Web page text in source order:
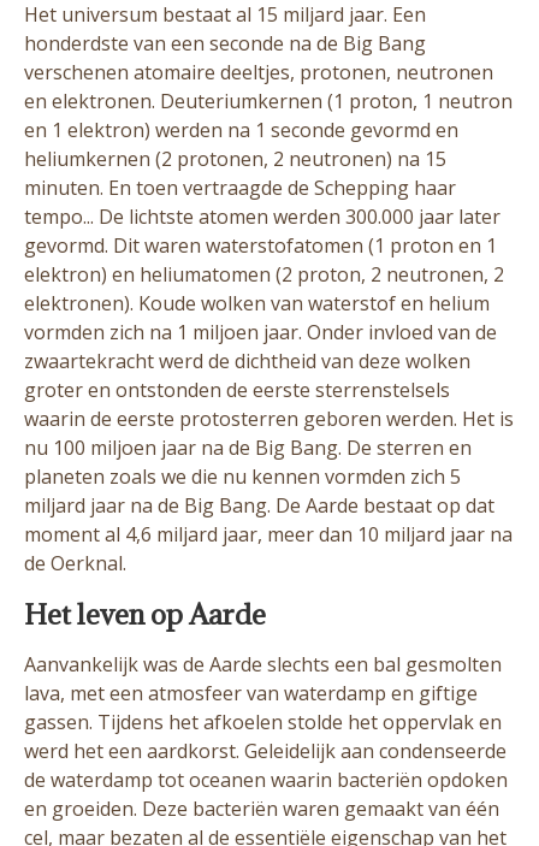
Het universum bestaat al 15 miljard jaar. Een
honderdste van een seconde na de Big Bang
verschenen atomaire deeltjes, protonen, neutronen
en elektronen. Deuteriumkernen (1 proton, 1 neutron
en 1 elektron) werden na 1 seconde gevormd en
heliumkernen (2 protonen, 2 neutronen) na 15
minuten. En toen vertraagde de Schepping haar
tempo... De lichtste atomen werden 300.000 jaar later
gevormd. Dit waren waterstofatomen (1 proton en 1
elektron) en heliumatomen (2 proton, 2 neutronen, 2
elektronen). Koude wolken van waterstof en helium
vormden zich na 1 miljoen jaar. Onder invloed van de
zwaartekracht werd de dichtheid van deze wolken
groter en ontstonden de eerste sterrenstelsels
waarin de eerste protosterren geboren werden. Het is
nu 100 miljoen jaar na de Big Bang. De sterren en
planeten zoals we die nu kennen vormden zich 5
miljard jaar na de Big Bang. De Aarde bestaat op dat
moment al 4,6 miljard jaar, meer dan 10 miljard jaar na
de Oerknal.
Het leven op Aarde
Aanvankelijk was de Aarde slechts een bal gesmolten
lava, met een atmosfeer van waterdamp en giftige
gassen. Tijdens het afkoelen stolde het oppervlak en
werd het een aardkorst. Geleidelijk aan condenseerde
de waterdamp tot oceanen waarin bacteriën opdoken
en groeiden. Deze bacteriën waren gemaakt van één
cel, maar bezaten al de essentiële eigenschap van het